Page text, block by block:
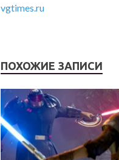
vgtimes.ru
ПОХОЖИЕ ЗАПИСИ